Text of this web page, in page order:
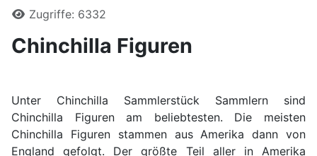
Zugriffe: 6332
Chinchilla Figuren
Unter Chinchilla Sammlerstück Sammlern sind
Chinchilla Figuren am beliebtesten. Die meisten
Chinchilla Figuren stammen aus Amerika dann von
England gefolgt. Der größte Teil aller in Amerika